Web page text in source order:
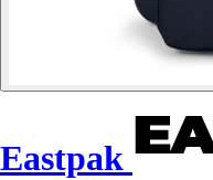
Eastpak